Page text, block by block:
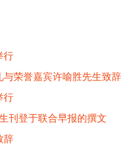
行
荣誉嘉宾许喻胜先生致辞
行
刊登于联合早报的撰文
辞